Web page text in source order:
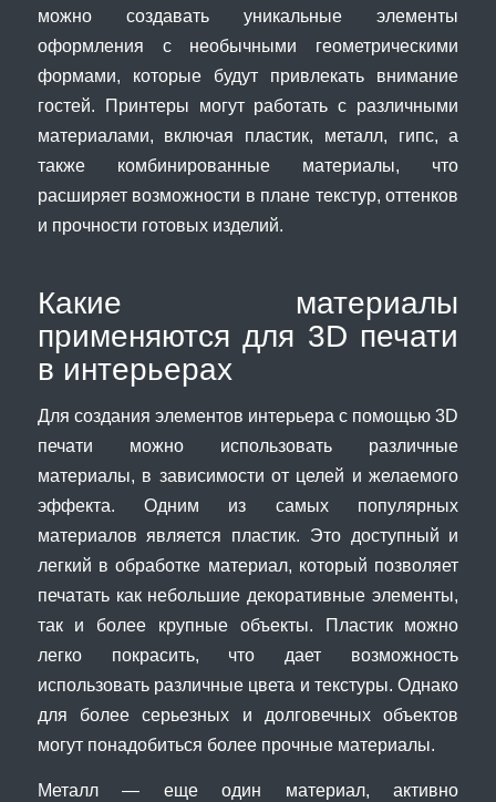
можно создавать уникальные элементы
оформления с необычными геометрическими
формами, которые будут привлекать внимание
гостей. Принтеры могут работать с различными
материалами, включая пластик, металл, гипс, а
также комбинированные материалы, что
расширяет возможности в плане текстур, оттенков
и прочности готовых изделий.
Какие материалы
применяются для 3D печати
в интерьерах
Для создания элементов интерьера с помощью 3D
печати можно использовать различные
материалы, в зависимости от целей и желаемого
эффекта. Одним из самых популярных
материалов является пластик. Это доступный и
легкий в обработке материал, который позволяет
печатать как небольшие декоративные элементы,
так и более крупные объекты. Пластик можно
легко покрасить, что дает возможность
использовать различные цвета и текстуры. Однако
для более серьезных и долговечных объектов
могут понадобиться более прочные материалы.
Металл — еще один материал, активно